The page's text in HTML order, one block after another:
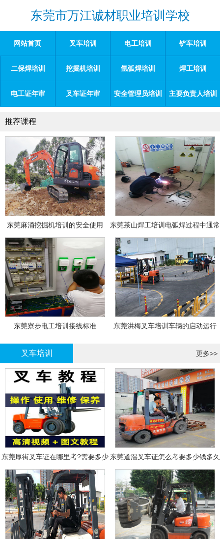
东莞市万江诚材职业培训学校
网站首页 叉车培训 电工培训 铲车培训
二保焊培训 挖掘机培训 氩弧焊培训 焊工培训
电工证年审 叉车证年审 安全管理员培训 主要负责人培训
推荐课程
东莞麻涌挖掘机培训的安全使用
东莞茶山焊工培训电弧焊过程中通常
会采取以下措施
东莞寮步电工培训接线标准 东莞洪梅叉车培训车辆的启动运行
叉车培训 更多>>
东莞厚街叉车证在哪里考?需要多少
钱?
东莞道滘叉车证怎么考要多少钱多久
拿证